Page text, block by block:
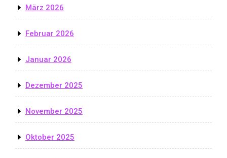
März 2026
Februar 2026
Januar 2026
Dezember 2025
November 2025
Oktober 2025